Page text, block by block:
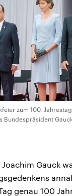
zum 100.
Bundespräsident
Gauck
genau 100